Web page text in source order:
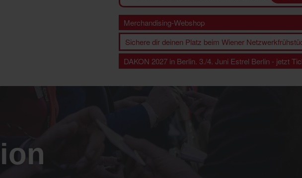
Merchandising-Webshop
Sichere dir deinen Platz beim Wiener
DAKON 2027 in Berlin. 3./4. Juni Estrel Berlin - jetzt